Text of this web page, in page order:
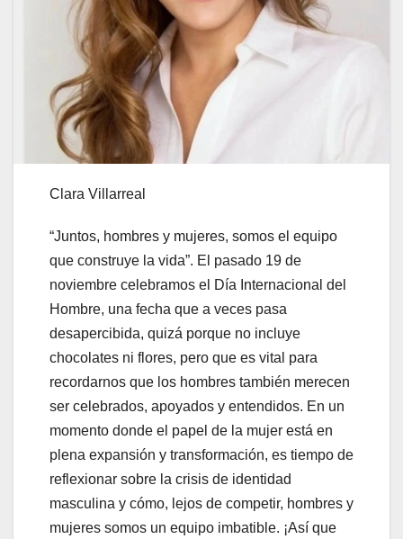
Clara Villarreal
“Juntos, hombres y mujeres, somos el equipo
que construye la vida”. El pasado 19 de
noviembre celebramos el Día Internacional del
Hombre, una fecha que a veces pasa
desapercibida, quizá porque no incluye
chocolates ni flores, pero que es vital para
recordarnos que los hombres también merecen
ser celebrados, apoyados y entendidos. En un
momento donde el papel de la mujer está en
plena expansión y transformación, es tiempo de
reflexionar sobre la crisis de identidad
masculina y cómo, lejos de competir, hombres y
mujeres somos un equipo imbatible. ¡Así que